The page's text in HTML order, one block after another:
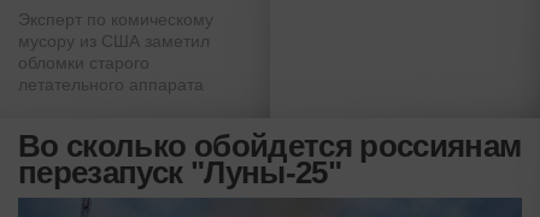
Эксперт по комическому
мусору из США заметил
обломки старого
летательного аппарата
Во сколько обойдется россиянам
перезапуск "Луны-25"